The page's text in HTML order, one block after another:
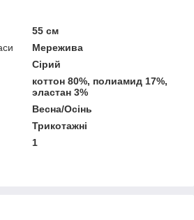
55 см
Мережива
Сірий
коттон 80%, полиамид 17%,
эластан 3%
Весна/Осінь
Трикотажні
1